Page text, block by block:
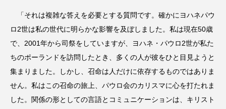
「それは複雑な答えを必要とする質問です。確かにヨハネパウ
ロ2世は私の世代に明らかな影響を及ぼしました。私は現在50歳
で、2001年から司祭をしていますが、ヨハネ・パウロ2世が私た
ちのポーランドを訪問したとき、多くの人が彼をひと目見ようと
集まりました。しかし、召命は人だけに依存するものではありま
せん。私はこの召命の旅上、パウロ会のカリスマに心を打たれま
した。関係の形としての言語とコミュニケーションは、キリスト